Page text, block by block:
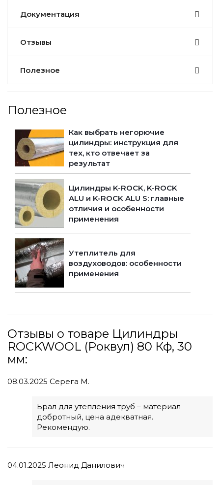
Документация
Отзывы
Полезное
Полезное
Как выбрать негорючие
цилиндры: инструкция для
тех, кто отвечает за
результат
Цилиндры K-ROCK, K-ROCK
ALU и K-ROCK ALU S: главные
отличия и особенности
применения
Утеплитель для
воздуховодов: особенности
применения
Отзывы о товаре Цилиндры
ROCKWOOL (Роквул) 80 Кф, 30
мм:
08.03.2025 Серега М.
Брал для утепления труб – материал
добротный, цена адекватная.
Рекомендую.
04.01.2025 Леонид Данилович